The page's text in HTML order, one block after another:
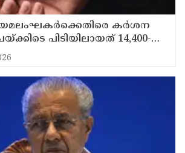
കര്‍ശന
പിടിയിലായത് 14,400-